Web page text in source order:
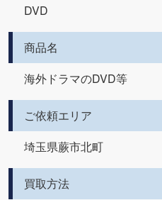
DVD
商品名
海外ドラマのDVD等
ご依頼エリア
埼玉県蕨市北町
買取方法